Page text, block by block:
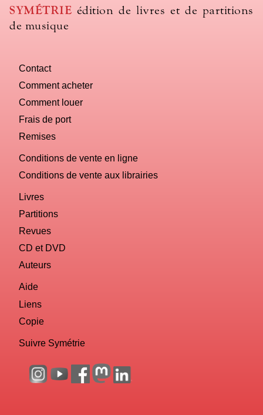
SYMÉTRIE édition de livres et de partitions
de musique
Contact
Comment acheter
Comment louer
Frais de port
Remises
Conditions de vente en ligne
Conditions de vente aux librairies
Livres
Partitions
Revues
CD et DVD
Auteurs
Aide
Liens
Copie
Suivre Symétrie